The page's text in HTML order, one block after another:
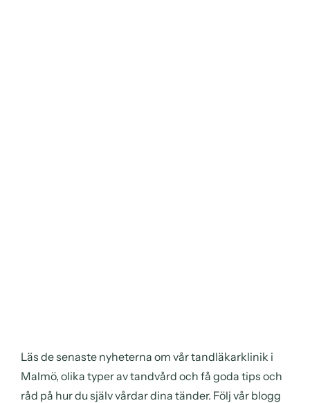
Läs de senaste nyheterna om vår tandläkarklinik i
Malmö, olika typer av tandvård och få goda tips och
råd på hur du själv vårdar dina tänder. Följ vår blogg